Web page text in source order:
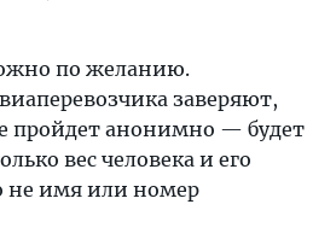
по желанию.
заверяют,
пройдет анонимно — будет
вес человека и его
не имя или номер